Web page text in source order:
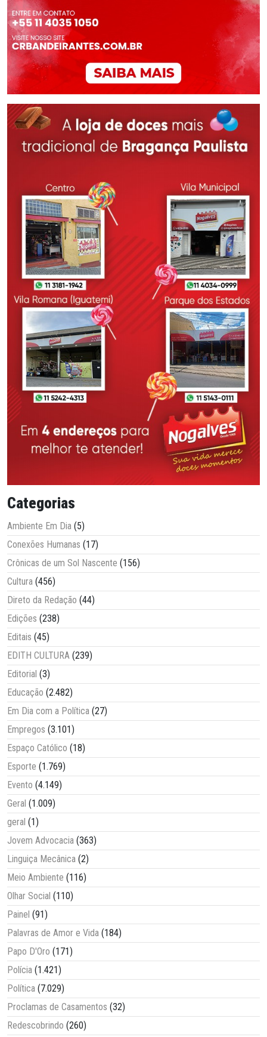
Categorias
Ambiente Em Dia (5)
Conexões Humanas (17)
Crônicas de um Sol Nascente (156)
Cultura (456)
Direto da Redação (44)
Edições (238)
Editais (45)
EDITH CULTURA (239)
Editorial (3)
Educação (2.482)
Em Dia com a Política (27)
Empregos (3.101)
Espaço Católico (18)
Esporte (1.769)
Evento (4.149)
Geral (1.009)
geral (1)
Jovem Advocacia (363)
Linguiça Mecânica (2)
Meio Ambiente (116)
Olhar Social (110)
Painel (91)
Palavras de Amor e Vida (184)
Papo D'Oro (171)
Polícia (1.421)
Política (7.029)
Proclamas de Casamentos (32)
Redescobrindo (260)